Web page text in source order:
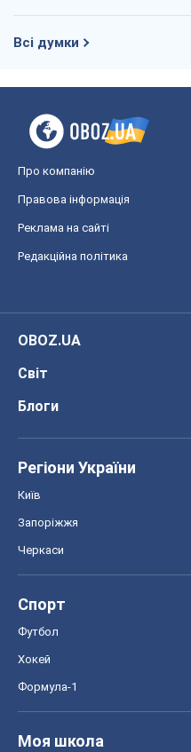
Всі думки
Про компанію
Правова інформація
Реклама на сайті
Редакційна політика
OBOZ.UA
Світ
Блоги
Регіони України
Київ
Запоріжжя
Черкаси
Спорт
Футбол
Хокей
Формула-1
Моя школа